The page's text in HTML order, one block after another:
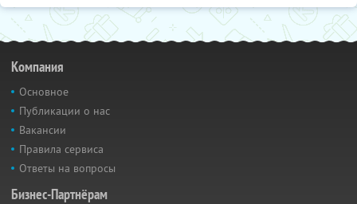
Компания
Основное
Публикации о нас
Вакансии
Правила сервиса
Ответы на вопросы
Бизнес-Партнёрам